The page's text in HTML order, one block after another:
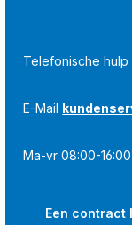
Telefonische hulp
E-Mail
Ma-vr 08:00-
Een contract